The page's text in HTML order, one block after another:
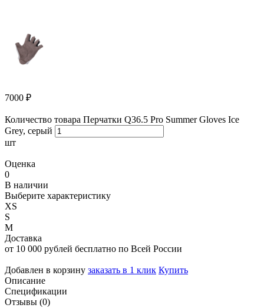
7000 ₽
Количество товара Перчатки Q36.5 Pro Summer Gloves Ice
Grey, серый
шт
Оценка
0
В наличии
Выберите характеристику
XS
S
M
Доставка
от 10 000 рублей бесплатно по Всей России
Добавлен в корзину заказать в 1 клик Купить
Описание
Спецификации
Отзывы (0)